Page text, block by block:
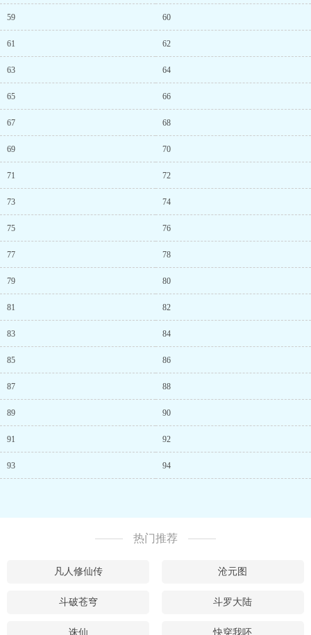
59 60
61 62
63 64
65 66
67 68
69 70
71 72
73 74
75 76
77 78
79 80
81 82
83 84
85 86
87 88
89 90
91 92
93 94
热门推荐
凡人修仙传 沧元图
斗破苍穹 斗罗大陆
诛仙 快穿我呸